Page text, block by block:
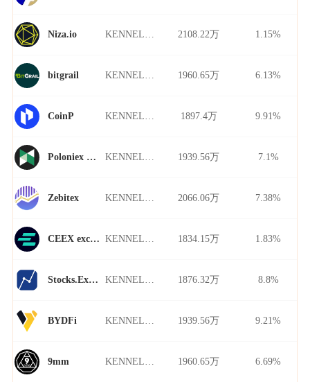
Niza.io 2108.22万 1.15%
bitgrail 1960.65万 6.13%
CoinP 1897.4万 9.91%
Poloniex Futures 1939.56万 7.1%
Zebitex 2066.06万 7.38%
CEEX exchange 1834.15万 1.83%
Stocks.Exchange 1876.32万 8.8%
BYDFi 1939.56万 9.21%
9mm 1960.65万 6.69%